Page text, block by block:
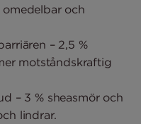
och
– 2,5 %
motståndskraftig
– 3 % sheasmör och
lindrar.